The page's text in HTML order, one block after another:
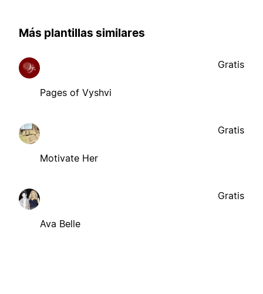
Más plantillas similares
Pages of Vyshvi
Gratis
Motivate Her
Gratis
Ava Belle
Gratis